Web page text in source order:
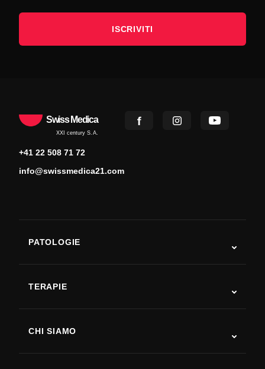
ISCRIVITI
Swiss Medica
XXI century S.A.
+41 22 508 71 72
info@swissmedica21.com
PATOLOGIE
Malattia di Parkinson
Artrite
TERAPIE
CHI SIAMO